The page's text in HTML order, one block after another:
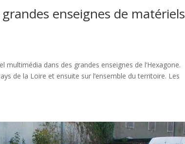
enseignes de matériels
dans des grandes enseignes de l’Hexagone.
de la Loire et ensuite sur l’ensemble du territoire. Les